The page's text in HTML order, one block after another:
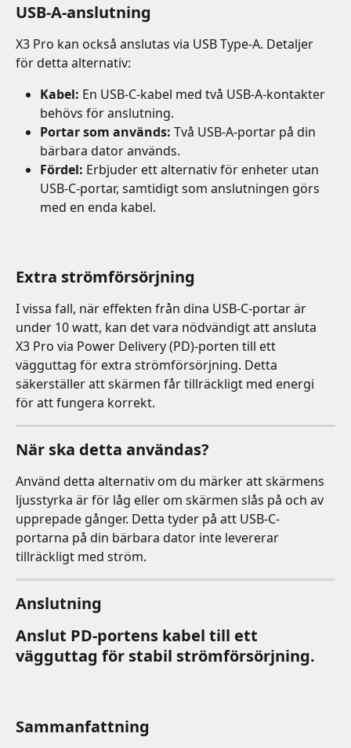
USB-A-anslutning
X3 Pro kan också anslutas via USB Type-A. Detaljer
för detta alternativ:
Kabel: En USB-C-kabel med två USB-A-kontakter
behövs för anslutning.
Portar som används: Två USB-A-portar på din
bärbara dator används.
Fördel: Erbjuder ett alternativ för enheter utan
USB-C-portar, samtidigt som anslutningen görs
med en enda kabel.
Extra strömförsörjning
I vissa fall, när effekten från dina USB-C-portar är
under 10 watt, kan det vara nödvändigt att ansluta
X3 Pro via Power Delivery (PD)-porten till ett
vägguttag för extra strömförsörjning. Detta
säkerställer att skärmen får tillräckligt med energi
för att fungera korrekt.
När ska detta användas?
Använd detta alternativ om du märker att skärmens
ljusstyrka är för låg eller om skärmen slås på och av
upprepade gånger. Detta tyder på att USB-C-
portarna på din bärbara dator inte levererar
tillräckligt med ström.
Anslutning
Anslut PD-portens kabel till ett
vägguttag för stabil strömförsörjning.
Sammanfattning